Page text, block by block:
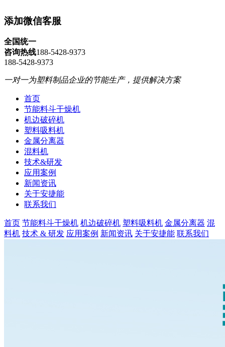
添加微信客服
全国统一
咨询热线188-5428-9373
188-5428-9373
一对一为塑料制品企业的节能生产，提供解决方案
首页
节能料斗干燥机
机边破碎机
塑料吸料机
金属分离器
混料机
技术&研发
应用案例
新闻资讯
关于安捷能
联系我们
首页 节能料斗干燥机 机边破碎机 塑料吸料机 金属分离器 混
料机 技术 & 研发 应用案例 新闻资讯 关于安捷能 联系我们